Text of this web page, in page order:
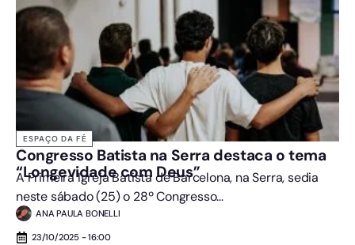
ESPAÇO DA FÉ
Congresso Batista na Serra destaca o tema
“Longevidade com Deus”
A Primeira Igreja Batista de Barcelona, na Serra, sedia
neste sábado (25) o 28º Congresso...
ANA PAULA BONELLI
23/10/2025 - 16:00